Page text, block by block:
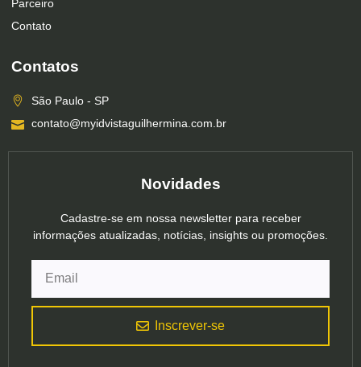
Parceiro
Contato
Contatos
São Paulo - SP
contato@myidvistaguilhermina.com.br
Novidades
Cadastre-se em nossa newsletter para receber
informações atualizadas, notícias, insights ou promoções.
Inscrever-se